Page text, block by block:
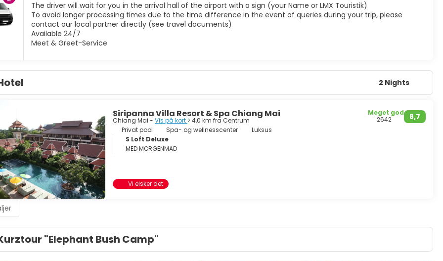
The driver will wait for you in the arrival hall of the airport with a sign (your Name or LMX Touristik)
To avoid longer processing times due to the time difference in the event of queries during your trip, please
contact our local partner directly (see travel documents)
Available 24/7
Meet & Greet-Service
2 Nights
Siripanna Villa Resort & Spa Chiang Mai
Chiang Mai - Vis på kort > 4,0 km fra Centrum 8,7
Meget god
2642
Privat pool
Spa- og wellnesscenter
Luksus
S Loft Deluxe
MED MORGENMAD
Vi elsker det
"Elephant Bush Camp"